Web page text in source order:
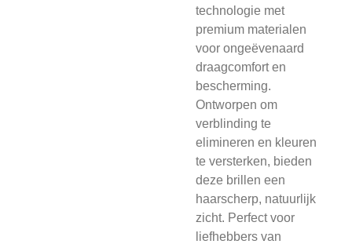
technologie met
premium materialen
voor ongeëvenaard
draagcomfort en
bescherming.
Ontworpen om
verblinding te
elimineren en kleuren
te versterken, bieden
deze brillen een
haarscherp, natuurlijk
zicht. Perfect voor
liefhebbers van